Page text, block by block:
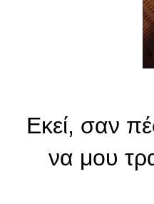
Εκεί, σαν
να μου